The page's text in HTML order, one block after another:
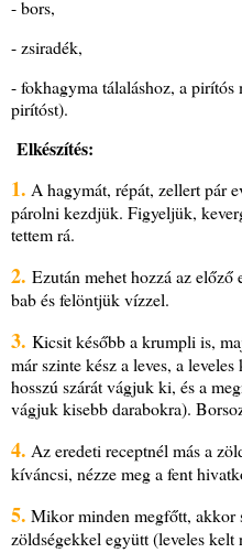
- bors,
- zsiradék,
- fokhagyma tálaláshoz, a
pirítóst).
Elkészítés:
1. A hagymát, répát, zellert pár
párolni kezdjük. Figyeljük,
tettem rá.
2. Ezután mehet hozzá az előző
bab és felöntjük vízzel.
3. Kicsit később a krumpli is,
már szinte kész a leves, a
hosszú szárát vágjuk ki, és a
vágjuk kisebb darabokra).
4. Az eredeti receptnél más a
kíváncsi, nézze meg a fent
5. Mikor minden megfőtt, akkor
zöldségekkel együtt (leveles kelt